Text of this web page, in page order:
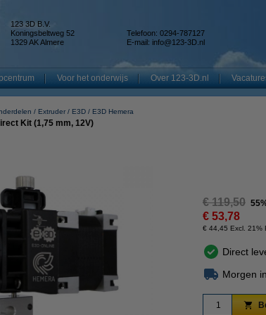
123 3D B.V.
Koningsbeltweg 52
1329 AK Almere
Telefoon: 0294-787127
E-mail: info@123-3D.nl
Voor het onderwijs Over 123-3D.nl
Extruder E3D E3D Hemera
Kit (1,75 mm, 12V)
€ 119,50
€ 53,78
€ 44,45 Excl. 21%
Direct
Morgen